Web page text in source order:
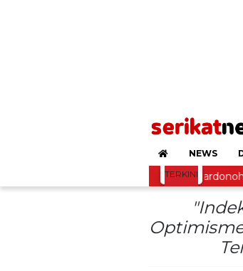
NEWS
TERKINI
Tradisi Leluhur, Warga Dayakan Sardonoharjo